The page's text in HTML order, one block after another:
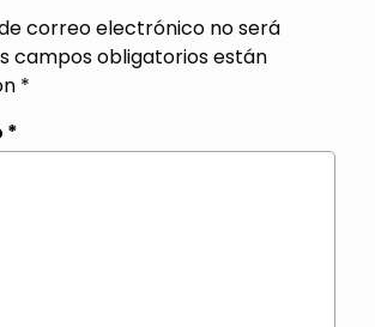
correo electrónico no será
campos obligatorios están
*
*